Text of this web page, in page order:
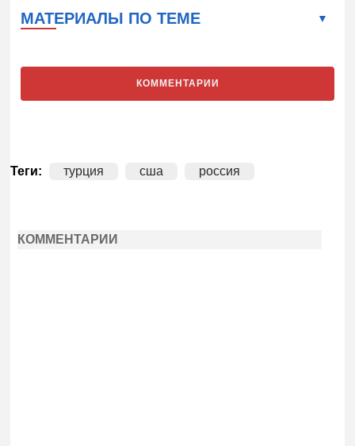
МАТЕРИАЛЫ ПО ТЕМЕ
КОММЕНТАРИИ
Теги: турция сша россия
КОММЕНТАРИИ